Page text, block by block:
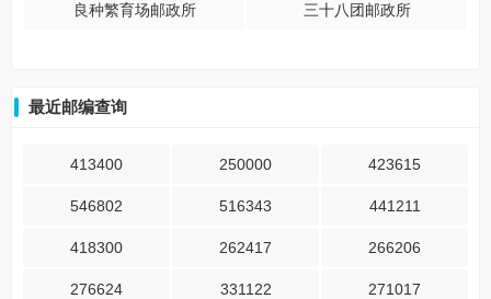
良种繁育场邮政所 三十八团邮政所
最近邮编查询
413400 250000 423615
546802 516343 441211
418300 262417 266206
276624 331122 271017